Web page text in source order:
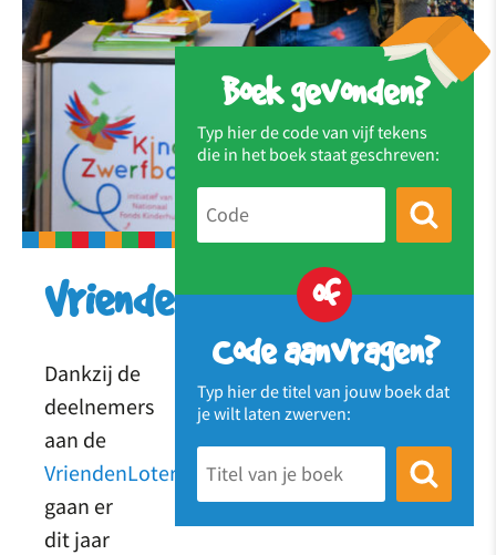
Boek gevonden?
Typ hier de code van vijf tekens
die in het boek staat geschreven:
of
Code aanvragen?
Typ hier de titel van jouw boek dat
je wilt laten zwerven:
Vriendenloterij
Dankzij de
deelnemers
aan de
VriendenLoterij
gaan er
dit jaar